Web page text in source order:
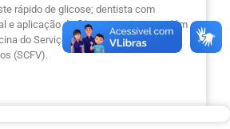
rápido de glicose; dentista com
e aplicação de flúor para crianças, além
do Serviço de Convivência e
(SCFV).